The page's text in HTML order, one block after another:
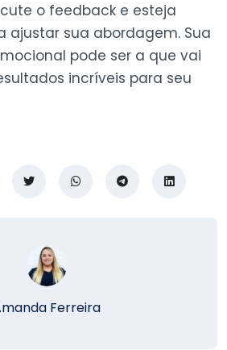
o feedback e esteja
ajustar sua abordagem. Sua
pode ser a que vai
incríveis para seu
Ferreira